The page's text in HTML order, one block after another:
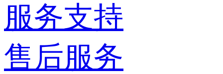
服务支持
售后服务